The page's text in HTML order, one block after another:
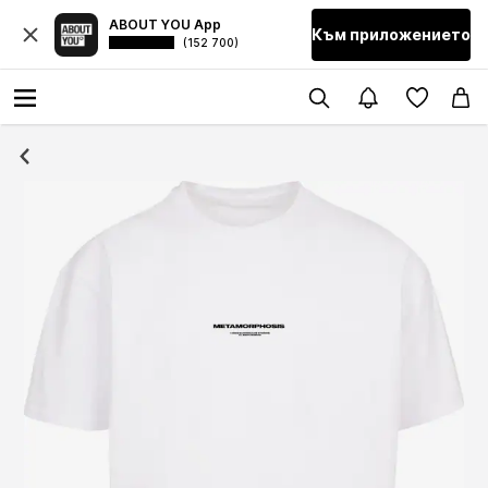
ABOUT YOU App
(152 700) Към приложението